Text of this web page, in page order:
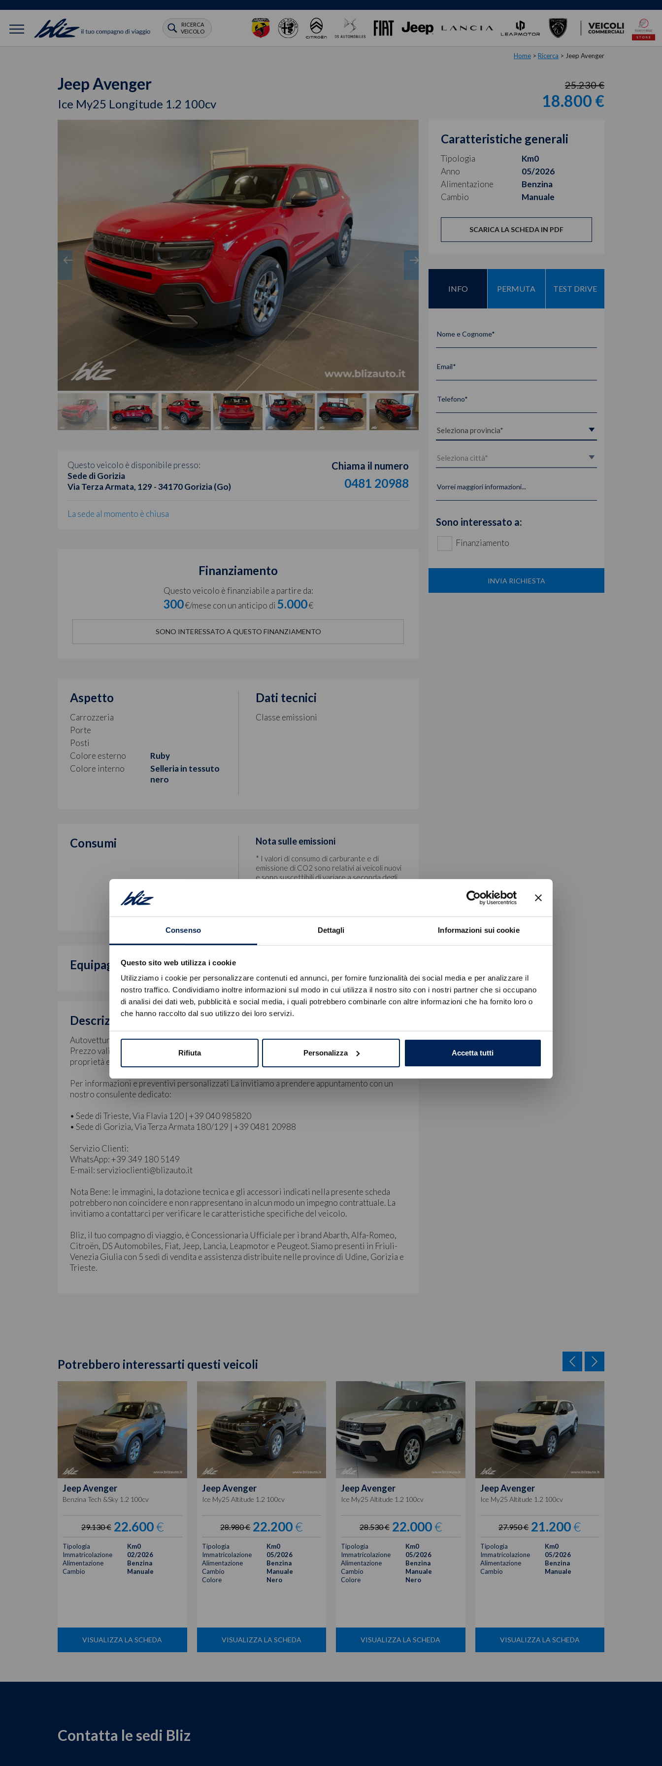
Consenso Dettagli Informazioni sui cookie
Questo sito web utilizza i cookie
Utilizziamo i cookie per personalizzare contenuti ed annunci, per fornire funzionalità dei social media e per analizzare il
nostro traffico. Condividiamo inoltre informazioni sul modo in cui utilizza il nostro sito con i nostri partner che si occupano
di analisi dei dati web, pubblicità e social media, i quali potrebbero combinarle con altre informazioni che ha fornito loro o
che hanno raccolto dal suo utilizzo dei loro servizi.
Rifiuta Personalizza Accetta tutti
RICERCA
VEICOLO
Home > Ricerca > Jeep Avenger
Jeep Avenger
Ice My25 Longitude 1.2 100cv
25.230 €
18.800 €
Questo veicolo è disponibile presso:
Sede di Gorizia
Via Terza Armata, 129 - 34170 Gorizia (Go)
Chiama il numero
0481 20988
La sede al momento è chiusa
Finanziamento
Questo veicolo è finanziabile a partire da:
300€/mese con un anticipo di5.000€
SONO INTERESSATO A QUESTO FINANZIAMENTO
Aspetto
Carrozzeria
Porte
Posti
Colore esterno
Ruby
Colore interno
Selleria in tessuto
nero
Dati tecnici
Classe emissioni
Consumi Nota sulle emissioni
* I valori di consumo di carburante e di
emissione di CO2 sono relativi ai veicoli nuovi
e sono suscettibili di variare a seconda degli
Equipaggiamento di serie
Descrizione
Autovettura immatricolata in pronta consegna.
Prezzo valido con finanziamento Stellantis Financial Services escluso del Passaggio di
proprietà ed ulteriori spese.
Per informazioni e preventivi personalizzati La invitiamo a prendere appuntamento con un
nostro consulente dedicato:
• Sede di Trieste, Via Flavia 120 | +39 040 985820
• Sede di Gorizia, Via Terza Armata 180/129 | +39 0481 20988
Servizio Clienti:
WhatsApp: +39 349 180 5149
E-mail: servizioclienti@blizauto.it
Nota Bene: le immagini, la dotazione tecnica e gli accessori indicati nella presente scheda
potrebbero non coincidere e non rappresentano in alcun modo un impegno contrattuale. La
invitiamo a contattarci per verificare le caratteristiche specifiche del veicolo.
Bliz, il tuo compagno di viaggio, è Concessionaria Ufficiale per i brand Abarth, Alfa-Romeo,
Citroën, DS Automobiles, Fiat, Jeep, Lancia, Leapmotor e Peugeot. Siamo presenti in Friuli-
Venezia Giulia con 5 sedi di vendita e assistenza distribuite nelle province di Udine, Gorizia e
Trieste.
Caratteristiche generali
Tipologia
Km0
Anno
05/2026
Alimentazione
Benzina
Cambio
Manuale
SCARICA LA SCHEDA IN PDF
INFO PERMUTA TEST DRIVE
Nome e Cognome*
Email*
Telefono*
Vorrei maggiori informazioni...
Sono interessato a:
Finanziamento
INVIA RICHIESTA
Potrebbero interessarti questi veicoli
JeepAvenger
Benzina Tech &Sky 1.2 100cv
29.130 € 22.600€
Tipologia
Km0
Immatricolazione
02/2026
Alimentazione
Benzina
Cambio
Manuale
VISUALIZZA LA SCHEDA
JeepAvenger
Ice My25 Altitude 1.2 100cv
28.980 € 22.200€
Tipologia
Km0
Immatricolazione
05/2026
Alimentazione
Benzina
Cambio
Manuale
Colore
Nero
VISUALIZZA LA SCHEDA
JeepAvenger
Ice My25 Altitude 1.2 100cv
28.530 € 22.000€
Tipologia
Km0
Immatricolazione
05/2026
Alimentazione
Benzina
Cambio
Manuale
Colore
Nero
VISUALIZZA LA SCHEDA
JeepAvenger
Ice My25 Altitude 1.2 100cv
27.950 € 21.200€
Tipologia
Km0
Immatricolazione
05/2026
Alimentazione
Benzina
Cambio
Manuale
VISUALIZZA LA SCHEDA
Contatta le sedi Bliz
Errore
Caricamento veicoli non riuscito
OK